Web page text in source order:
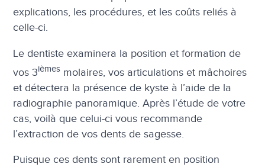
explications, les procédures, et les coûts reliés à
celle-ci.
Le dentiste examinera la position et formation de
vos 3ièmes molaires, vos articulations et mâchoires
et détectera la présence de kyste à l’aide de la
radiographie panoramique. Après l’étude de votre
cas, voilà que celui-ci vous recommande
l’extraction de vos dents de sagesse.
Puisque ces dents sont rarement en position